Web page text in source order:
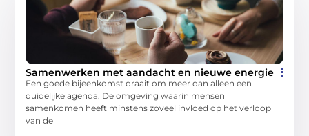
Samenwerken met aandacht en nieuwe energie
Een goede bijeenkomst draait om meer dan alleen een
duidelijke agenda. De omgeving waarin mensen
samenkomen heeft minstens zoveel invloed op het verloop
van de